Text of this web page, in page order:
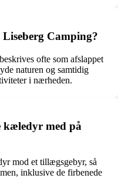
Camping?
ofte som afslappet
naturen og samtidig
i nærheden.
kæledyr med på
mod et tillægsgebyr, så
inklusive de firbenede